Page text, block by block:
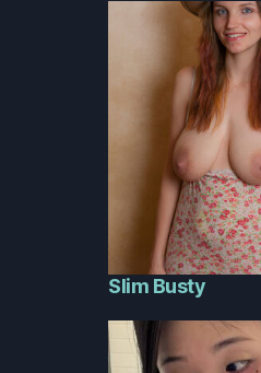
Slim Busty